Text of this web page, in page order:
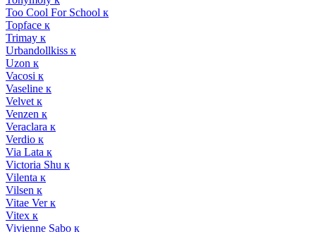
Too Cool For School к
Topface к
Trimay к
Urbandollkiss к
Uzon к
Vacosi к
Vaseline к
Velvet к
Venzen к
Veraclara к
Verdio к
Via Lata к
Victoria Shu к
Vilenta к
Vilsen к
Vitae Ver к
Vitex к
Vivienne Sabo к